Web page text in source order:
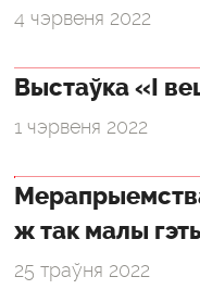
4 чэрвеня 2022
Выстаўка «І
1 чэрвеня 2022
ж так малы
25 траўня 2022